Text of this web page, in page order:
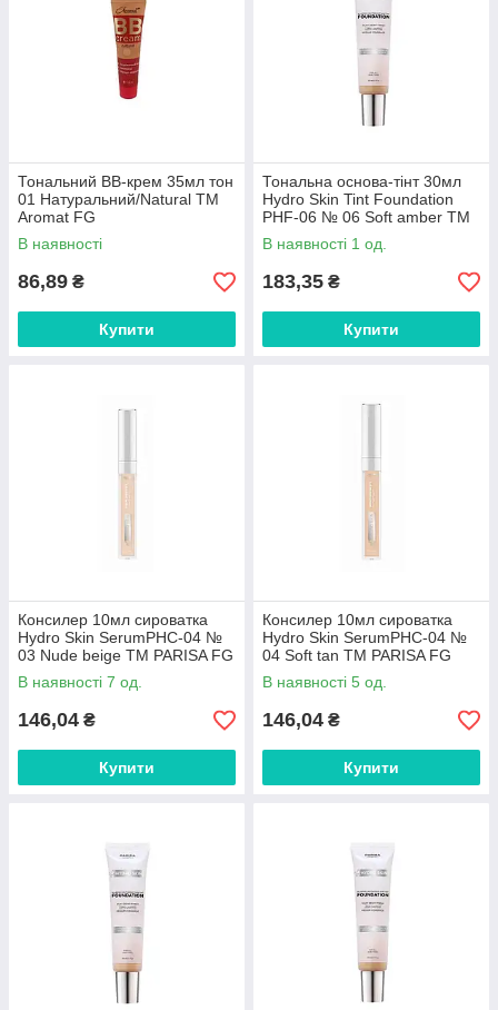
Тональний BB-крем 35мл тон
01 Натуральний/Natural ТМ
Aromat FG
В наявності
86,89 ₴
Купити
Тональна основа-тінт 30мл
Hydro Skin Tint Foundation
PHF-06 № 06 Soft amber ТМ
PARISA FG
В наявності 1 од.
183,35 ₴
Купити
Консилер 10мл сироватка
Hydro Skin SerumPHC-04 №
03 Nude beige ТМ PARISA FG
В наявності 7 од.
146,04 ₴
Купити
Консилер 10мл сироватка
Hydro Skin SerumPHC-04 №
04 Soft tan ТМ PARISA FG
В наявності 5 од.
146,04 ₴
Купити